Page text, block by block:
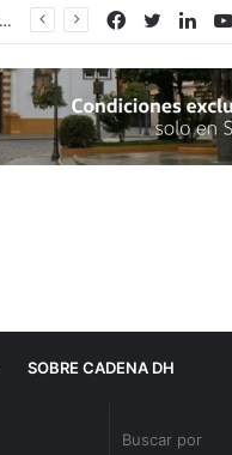
Twitter
Facebook
SOBRE CADENA DH